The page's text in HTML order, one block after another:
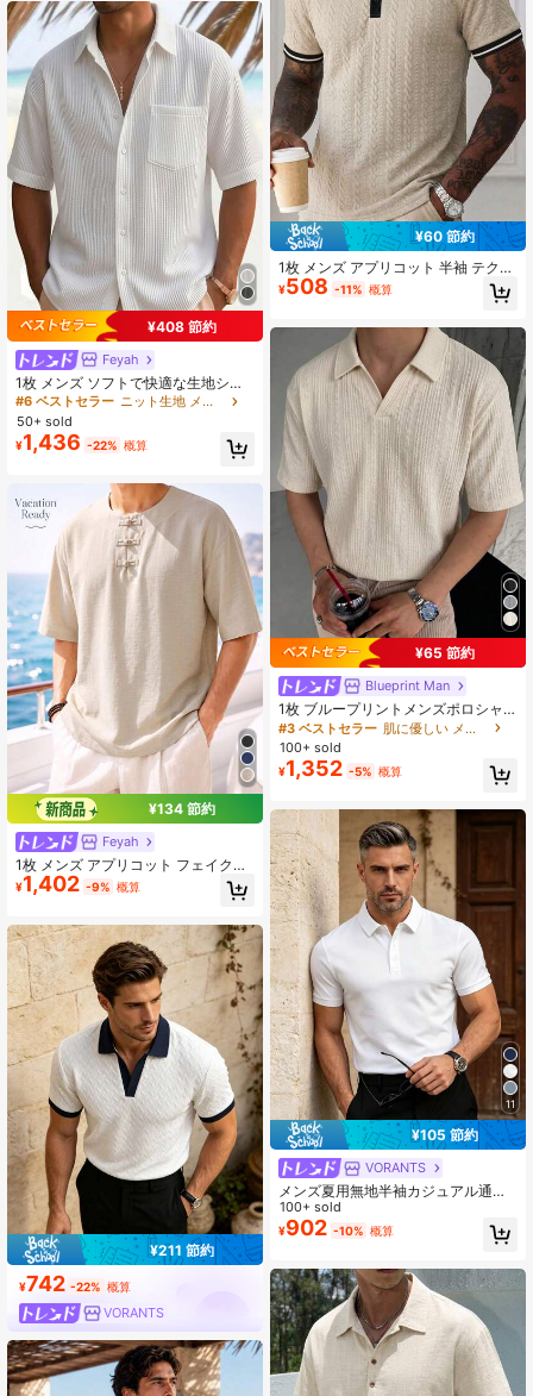
¥408 節約
Feyah
1枚 メンズ ソフトで快適な生地シャ
ツ、クラシックカラー バケーション
シャツ、ルーズフィット 半袖シャ
ツ、洗濯機洗い可、夏のバケーショ
ン、ビーチ、プールアクティビティ
#6 ベストセラー
ニット生地 メンズシャツ
50+ sold
¥1,436 -22% 概算
¥134 節約
Feyah
1枚 メンズ アプリコット フェイクリ
ネン テクスチャー チャイナボタン T
シャツ、メンズ ポロシャツ、メンズ
ー 軽量 通気性生地、ルーズ ドロッ
プショルダー フィット、バケーショ
ンスタイル、夏 ビーチ ホリデー向け
新チャイナスタイル メンズカジュア
ル 半袖
¥1,402 -9% 概算
¥211 節約
¥742 -22% 概算
VORANTS
¥60 節約
1枚 メンズ アプリコット 半袖 テクス
チャードニット ポロシャツ、コント
ラストカラー&カフストライプ、スリ
ケーション トップス、夏
¥508 -11% 概算
¥65 節約
Blueprint Man
1枚 ブループリントメンズポロシャ
ツ、アプリコットテクスチャードジ
ャカードカラーポロシャツ、ドレー
プ性のある通気性のあるニット生
地、しわ防止、快適、成熟したジェ
勤、軽めのビジネス、カジュアルウ
ェア、メンズギフトに適しています
#3 ベストセラー
肌に優しい メンズポロシャツ
100+ sold
¥1,352 -5% 概算
11
¥105 節約
VORANTS
メンズ夏用無地半袖カジュアル通勤
ボタンポロシャツ、ゴルフスポーツ
に適しています、ブラックポロシャ
ツ
100+ sold
¥902 -10% 概算